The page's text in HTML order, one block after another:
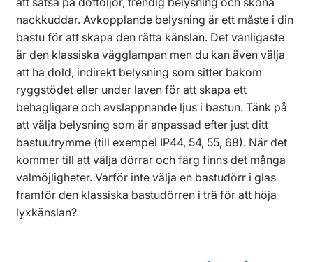
nackkuddar. Avkopplande belysning är ett måste i din
bastu för att skapa den rätta känslan. Det vanligaste
är den klassiska vägglampan men du kan även välja
att ha dold, indirekt belysning som sitter bakom
ryggstödet eller under laven för att skapa ett
behagligare och avslappnande ljus i bastun. Tänk på
att välja belysning som är anpassad efter just ditt
bastuutrymme (till exempel IP44, 54, 55, 68). När det
kommer till att välja dörrar och färg finns det många
valmöjligheter. Varför inte välja en bastudörr i glas
framför den klassiska bastudörren i trä för att höja
lyxkänslan?